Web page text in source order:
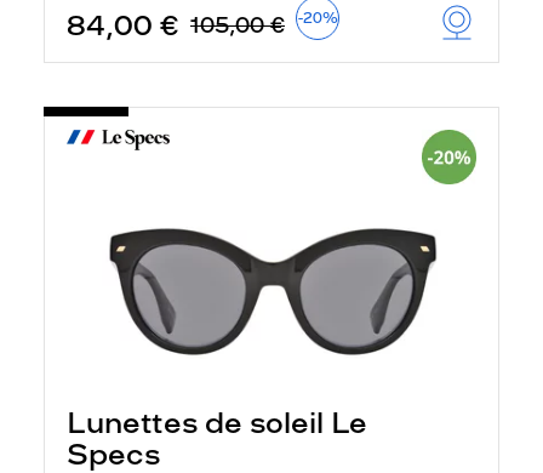
84,00 € 105,00 € -20%
Lunettes de soleil Le
Specs